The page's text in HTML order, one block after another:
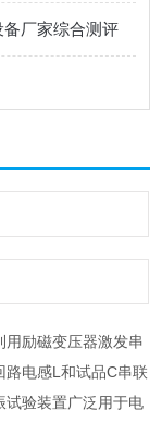
厂家综合测评
用励磁变压器激发串
路电感L和试品C串联
试验装置广泛用于电